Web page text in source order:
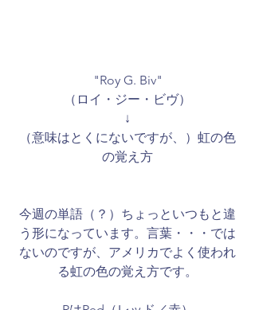
"Roy G. Biv"
（ロイ・ジー・ビヴ）
↓
（意味はとくにないですが、）虹の色
の覚え方
今週の単語（？）ちょっといつもと違
う形になっています。言葉・・・では
ないのですが、アメリカでよく使われ
る虹の色の覚え方です。